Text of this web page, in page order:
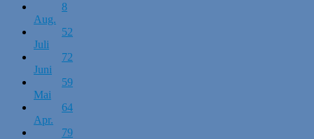
8
Aug.
52
Juli
72
Juni
59
Mai
64
Apr.
79